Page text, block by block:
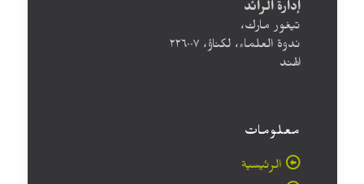
إدارة الرائد
تيغور مارك،
ندوة العلماء، لكناؤ، ۲۲٦۰۰۷
الهند
معلومات
الرئيسية